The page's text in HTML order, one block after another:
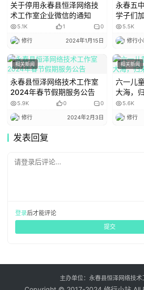
迢迢牵牛星，皎皎河
纤纤擢素手，札札弄
终日不成章，泣涕
河汉清且浅，相去复
盈盈一水间，脉脉
《国家级非物质文化遗产代
关于停用永春县恒泽网络技
术工作室企业微信的通知
5.1K 1 0
修行 2024年1月15日
永春五
学子们加
5.5K
修行小
相关新闻
永春县恒泽网络技术工作室
2024年春节假期服务公告
5.9K 0 0
修行 2024年2月3日
相关新闻
六一儿
大海，
5.6K
修行
发表回复
请登录后评论...
登录后才能评论
提交
主办单位：永春县恒泽网络技术